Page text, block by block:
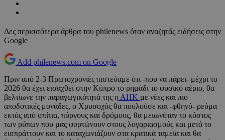
Δες περισσότερα άρθρα του philenews όταν αναζητάς ειδήσεις στην
Google
Add philenews.com on Google
Πριν από 2-3 Πρωτοχρονιές πιστεύαμε ότι -που να πάρει- μέχρι το
2026 θα έχει εισαχθεί στην Κύπρο το ρημάδι το φυσικό αέριο, θα
βελτίωνε την παραγωγικότητά της η ΑΗΚ με νέες και πιο
αποδοτικές μονάδες, ο Χρυσοχός θα πουλούσε και -φθηνό- ρεύμα
εκτός από σπίτια, πύργους και δρόμους, θα μειωνόταν το κόστος
των ρύπων που μας φορτώνουν στους λογαριασμούς και μετά το
εισπράττουν και το καταχωνιάζουν στα κρατικά ταμεία και θα